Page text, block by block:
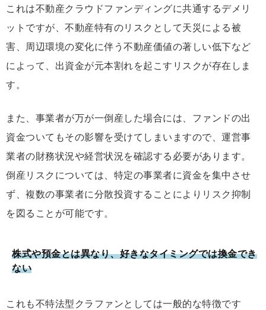
これは不動産クラウドファンディングに共通するデメリ
ットですが、不動産特有のリスクとして天災による被
害、周辺環境の変化に伴う不動産価値の著しい低下など
によって、出資金が元本割れを起こすリスクが存在しま
す。
また、事業者が万が一倒産した場合には、ファンドの出
資金ついてもその影響を受けてしまいますので、運営事
業者の財務状況や経営状況を確認する必要があります。
倒産リスクについては、特定の事業者に資金を集中させ
ず、複数の事業者に分散投資することによりリスク抑制
を図ることが可能です。
株式や預金とは異なり、好きなタイミングでは換金でき
ない
これも不特法型クラファンとしては一般的な特徴です